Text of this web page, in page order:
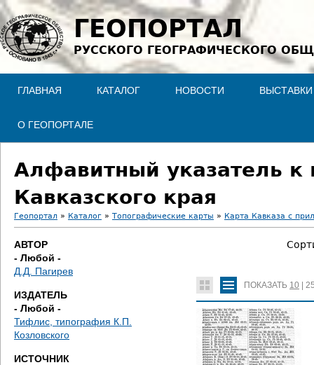
Jump to navigation
ГЕОПОРТАЛ
РУССКОГО ГЕОГРАФИЧЕСКОГО
ГЛАВНАЯ КАТАЛОГ НОВОСТИ ВЫСТАВКИ
О ГЕОПОРТАЛЕ
Алфавитный указатель к
Кавказского края
В
ы
з
д
Геопортал » Каталог » Топографические карты » Карта Кавказа с
АВТОР
- Любой -
Д.Д. Пагирев
ИЗДАТЕЛЬ
- Любой -
Тифлис, типография К.П.
Козловского
ИСТОЧНИК
ПОКАЗАТЬ 10